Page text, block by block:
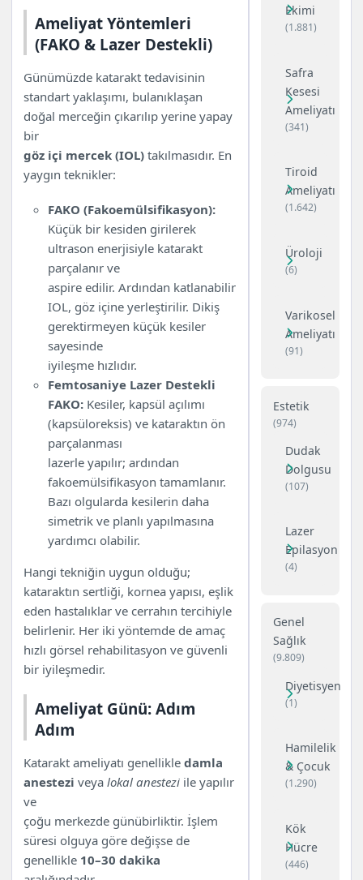
Ameliyat Yöntemleri
(FAKO & Lazer Destekli)
Günümüzde katarakt tedavisinin
standart yaklaşımı, bulanıklaşan
doğal merceğin çıkarılıp yerine yapay
bir
göz içi mercek (IOL) takılmasıdır. En
yaygın teknikler:
FAKO (Fakoemülsifikasyon):
Küçük bir kesiden girilerek
ultrason enerjisiyle katarakt
parçalanır ve
aspire edilir. Ardından katlanabilir
IOL, göz içine yerleştirilir. Dikiş
gerektirmeyen küçük kesiler
sayesinde
iyileşme hızlıdır.
Femtosaniye Lazer Destekli
FAKO: Kesiler, kapsül açılımı
(kapsüloreksis) ve kataraktın ön
parçalanması
lazerle yapılır; ardından
fakoemülsifikasyon tamamlanır.
Bazı olgularda kesilerin daha
simetrik ve planlı yapılmasına
yardımcı olabilir.
Hangi tekniğin uygun olduğu;
kataraktın sertliği, kornea yapısı, eşlik
eden hastalıklar ve cerrahın tercihiyle
belirlenir. Her iki yöntemde de amaç
hızlı görsel rehabilitasyon ve güvenli
bir iyileşmedir.
Ameliyat Günü: Adım
Adım
Katarakt ameliyatı genellikledamla
anestezi veyalokal anestezi ile yapılır
ve
çoğu merkezde günübirliktir. İşlem
süresi olguya göre değişse de
genellikle 10–30 dakika
Ekimi
(1.881)
Safra
Kesesi
Ameliyatı
(341)
Tiroid
Ameliyatı
(1.642)
Üroloji
(6)
Varikosel
Ameliyatı
(91)
Estetik
(974)
Dudak
Dolgusu
(107)
Lazer
Epilasyon
(4)
Genel
Sağlık
(9.809)
Diyetisyen
(1)
Hamilelik
& Çocuk
(1.290)
Kök
Hücre
(446)